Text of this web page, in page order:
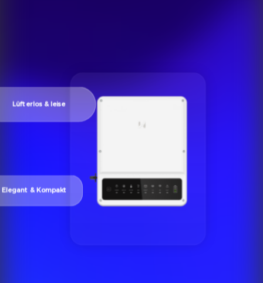
Lüfterlos & leise
Elegant & Kompakt